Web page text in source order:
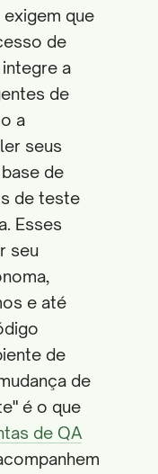
que
de
a
de
a
seus
de
de teste
Esses
seu
e até
de
de
é o que
de QA